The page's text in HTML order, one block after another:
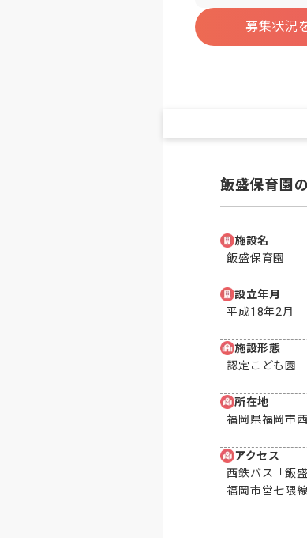
募集状況
飯盛保育園
施設名
飯盛保育園
設立年月
平成18年2月
施設形態
認定こども園
所在地
福岡県福岡市
アクセス
西鉄バス「飯
福岡市営七隈